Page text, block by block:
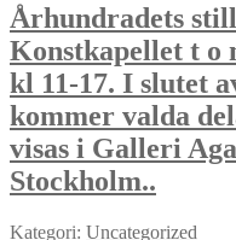
Århundradets
Konstkapellet t o
kl 11-17. I slutet
kommer valda
visas i Galleri
Stockholm..
Kategori: Uncategorized